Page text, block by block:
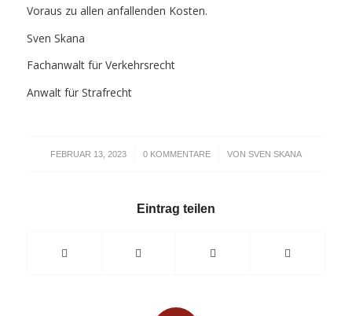
Voraus zu allen anfallenden Kosten.
Sven Skana
Fachanwalt für Verkehrsrecht
Anwalt für Strafrecht
FEBRUAR 13, 2023
/ 0 KOMMENTARE
/ VON SVEN SKANA
Eintrag teilen